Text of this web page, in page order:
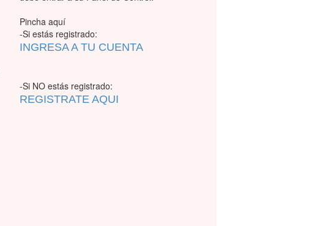
Pincha aquí
-Si estás registrado:
INGRESA A TU CUENTA
-Si NO estás registrado:
REGISTRATE AQUI